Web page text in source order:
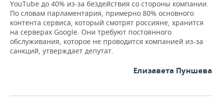
YouTube до 40% из-за бездействия со стороны компании.
По словам парламентария, примерно 80% основного
контента сервиса, который смотрят россияне, хранится
на серверах Google. Они требуют постоянного
обслуживания, которое не проводится компанией из-за
санкций, утверждает депутат.
Елизавета Пуншева